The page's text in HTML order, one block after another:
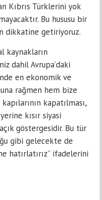
Kıbrıs Türklerini yok
Bu hususu bir
dikkatine getiriyoruz.
kaynakların
dahil Avrupa’daki
en ekonomik ve
rağmen hem bize
kapatılması,
kısır siyasi
göstergesidir. Bu tür
gibi gelecekte de
hatırlatırız” ifadelerini